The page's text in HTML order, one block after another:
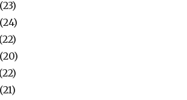
(23)
(24)
(22)
(20)
(22)
(21)